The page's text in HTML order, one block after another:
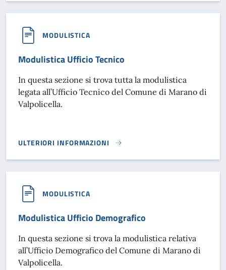
MODULISTICA
Modulistica Ufficio Tecnico
In questa sezione si trova tutta la modulistica
legata all’Ufficio Tecnico del Comune di Marano di
Valpolicella.
ULTERIORI INFORMAZIONI
MODULISTICA UFFICIO TECNICO}
MODULISTICA
Modulistica Ufficio Demografico
In questa sezione si trova la modulistica relativa
all’Ufficio Demografico del Comune di Marano di
Valpolicella.